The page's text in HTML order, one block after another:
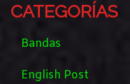
CATEGORÍAS
Bandas
English Post